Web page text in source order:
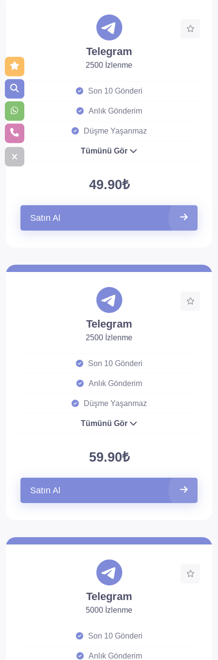
Telegram
2500 İzlenme
Son 10 Gönderi
Anlık Gönderim
Düşme Yaşanmaz
Tümünü Gör
49.90₺
Satın Al
Telegram
2500 İzlenme
Son 10 Gönderi
Anlık Gönderim
Düşme Yaşanmaz
Tümünü Gör
59.90₺
Satın Al
Telegram
5000 İzlenme
Son 10 Gönderi
Anlık Gönderim